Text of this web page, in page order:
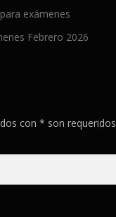
exámenes
Febrero 2026
con * son requeridos